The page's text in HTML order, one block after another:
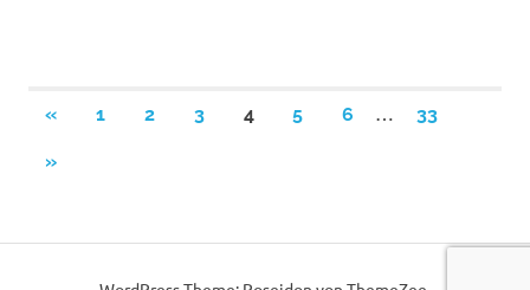
Seitennummerierung
der
«VORHERIGE
1 2 3 4 5 6 33
NÄCHSTE
»